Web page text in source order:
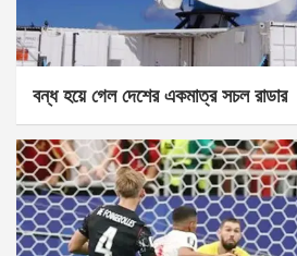
বন্ধ হয়ে গেল দেশের একমাত্র সচল রাডার